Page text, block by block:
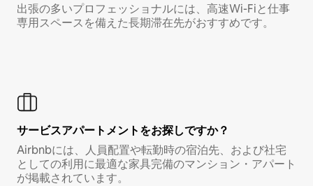
出張の多いプロフェッショナルには、高速Wi-Fiと仕事
専用スペースを備えた長期滞在先がおすすめです。
サービスアパートメントをお探しですか？
Airbnbには、人員配置や転勤時の宿泊先、および社宅
としての利用に最適な家具完備のマンション・アパート
が掲載されています。